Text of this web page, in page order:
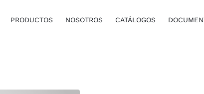
PRODUCTOS NOSOTROS CATÁLOGOS